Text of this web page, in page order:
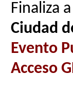
Finaliza
Ciudad
Evento
Acceso